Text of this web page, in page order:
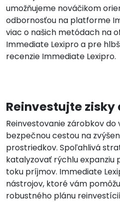
umožňujeme nováčikom
odbornosťou na platforme
viac o našich metódach na
Immediate Lexipro a pre
recenzie Immediate Lexipro.
Reinvestujte zisky
Reinvestovanie zárobkov
bezpečnou cestou na
prostriedkov. Spoľahlivá
katalyzovať rýchlu expanziu
toku príjmov. Immediate
nástrojov, ktoré vám
robustného plánu